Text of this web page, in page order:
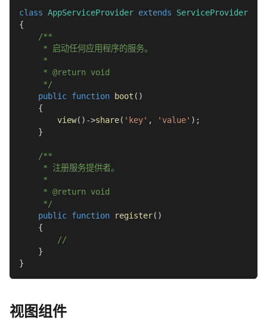
class AppServiceProvider extends
ServiceProvider
{
/**
     * 启动任何应用程序的服务。
     *
     * @return void
     */
public function boot ( )
{
view( ) ->share( 'key' , 'value' ) ;
}
/**
     * 注册服务提供者。
     *
     * @return void
     */
public function register( )
{
//
}
}
视图组件